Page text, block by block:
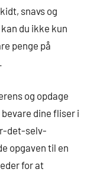
snavs og
du ikke kun
penge på
og opdage
dine fliser i
det-selv-
opgaven til en
for at